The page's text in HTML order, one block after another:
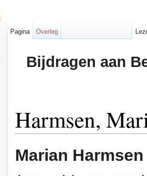
Bijdragen aan
Harmsen,
Marian Harmsen
Pagina Overleg